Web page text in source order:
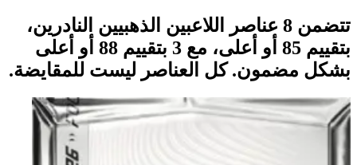
تتضمن 8 عناصر اللاعبين الذهبيين النادرين،
بتقييم 85 أو أعلى، مع 3 بتقييم 88 أو أعلى
بشكل مضمون. كل العناصر ليست للمقايضة.